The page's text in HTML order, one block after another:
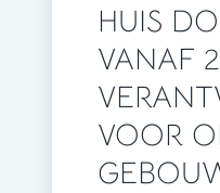
HUIS
VANAF
VOOR